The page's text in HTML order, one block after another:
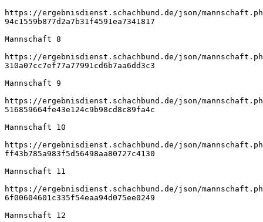
https://ergebnisdienst.schachbund.de/json/
94c1559b877d2a7b31f4591ea7341817
Mannschaft 8
https://ergebnisdienst.schachbund.de/json/
310a07cc7ef77a77991cd6b7aa6dd3c3
Mannschaft 9
https://ergebnisdienst.schachbund.de/json/
516859664fe43e124c9b98cd8c89fa4c
Mannschaft 10
https://ergebnisdienst.schachbund.de/json/
ff43b785a983f5d56498aa80727c4130
Mannschaft 11
https://ergebnisdienst.schachbund.de/json/
6f00604601c335f54eaa94d075ee0249
Mannschaft 12